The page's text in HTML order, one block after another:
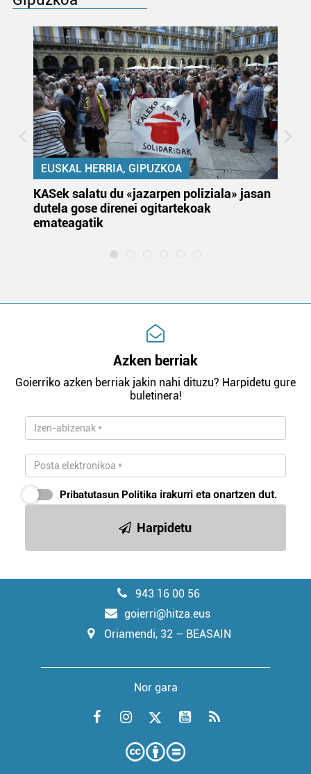
EUSKAL HERRIA, GIPUZKOA
KASek salatu du «jazarpen poliziala» jasan
dutela gose direnei ogitartekoak
emateagatik
Azken berriak
Goierriko azken berriak jakin nahi dituzu? Harpidetu gure
buletinera!
Pribatutasun Politika irakurri eta onartzen dut.
Harpidetu
943 16 00 56
goierri@hitza.eus
Oriamendi, 32 – BEASAIN
Nor gara